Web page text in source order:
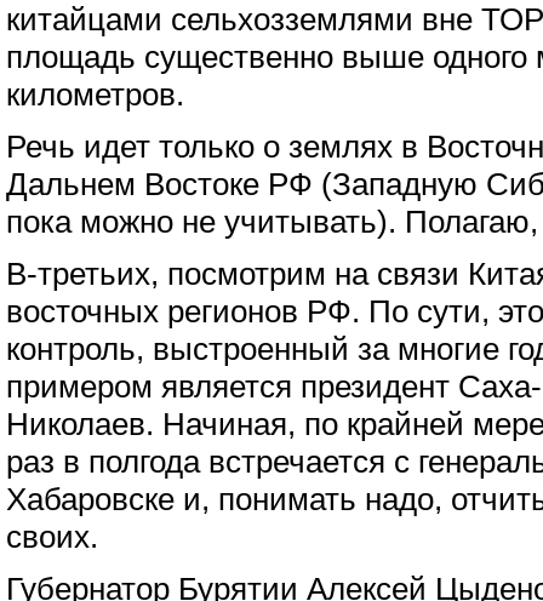
китайцами сельхозземлями вне
площадь существенно выше одного
километров.
Речь идет только о землях в
Дальнем Востоке РФ (Западную
пока можно не учитывать).
В-третьих, посмотрим на связи
восточных регионов РФ. По сути,
контроль, выстроенный за многие
примером является президент
Николаев. Начиная, по крайней
раз в полгода встречается с
Хабаровске и, понимать надо,
своих.
Губернатор Бурятии Алексей